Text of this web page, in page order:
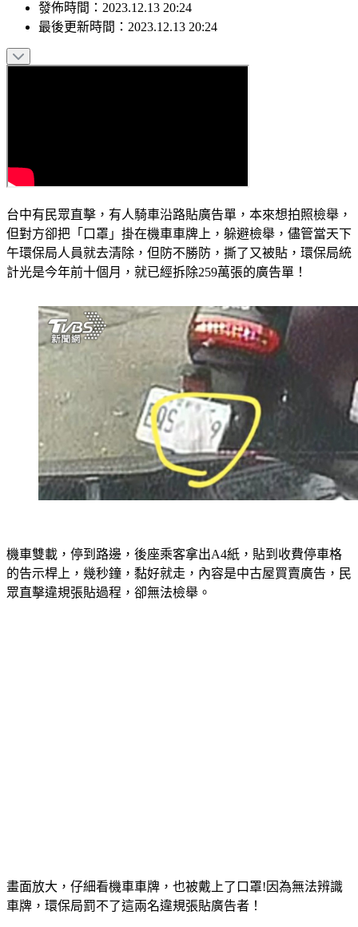
記者：洪彩綸｜攝影：蘇泰盈
發佈時間：2023.12.13 20:24
台中有民眾直擊，有人騎車沿路貼廣告單，本來想拍照檢舉，
但對方卻把「口罩」掛在機車車牌上，躲避檢舉，儘管當天下
午環保局人員就去清除，但防不勝防，撕了又被貼，環保局統
機車雙載，停到路邊，後座乘客拿出A4紙，貼到收費停車格
的告示桿上，幾秒鐘，黏好就走，內容是中古屋買賣廣告，民
畫面放大，仔細看機車車牌，也被戴上了口罩!因為無法辨識